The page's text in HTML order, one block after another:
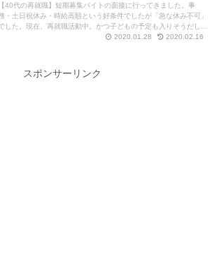
【40代の再就職】短期募集バイトの面接に行ってきました。事
・土日祝休み・時給高額という好条件でしたが「急な休み不可」
した。現在、再就職活動中。かつ子どもの予定も入りそうだし。
断ったほうが良いのかな。悩んでます。2020.01.28 2020.02.16
スポンサーリンク